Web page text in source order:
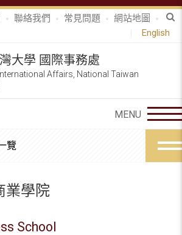
聯絡我們 常見問題
網站地圖
English
大學 國際事務處
Affairs, National Taiwan
覽
業學院
School